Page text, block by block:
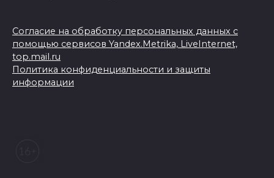
Согласие на обработку персональных данных с
помощью сервисов Yandex.Metrika, LiveInternet,
top.mail.ru
Политика конфиденциальности и защиты
информации